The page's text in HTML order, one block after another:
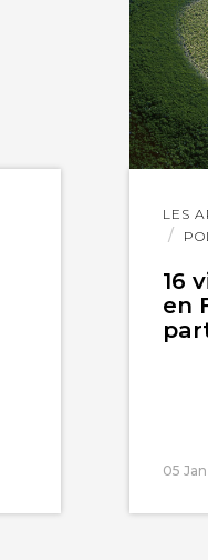
LES
16
en
05
Lire